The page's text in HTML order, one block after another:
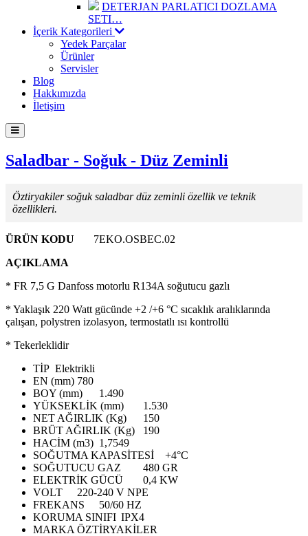
DETERJAN PARLATICI DOZLAMA
SETI…
İçerik Kategorileri
Yedek Parçalar
Ürünler
Servisler
Blog
Hakkımızda
İletişim
Saladbar - Soğuk - Düz Zeminli
Öztiryakiler soğuk saladbar düz zeminli özellik ve teknik
özellikleri.
ÜRÜN KODU
7EKO.OSBEC.02
AÇIKLAMA
* FR 7,5 G Danfoss motorlu R134A soğutucu gazlı
* Yaklaşık 220 Watt gücünde +2 /+6 °C sıcaklık aralıklarında
çalışan, polystren izolasyon, termostatlı ısı kontrollü
* Tekerleklidir
TİP Elektrikli
EN (mm) 780
BOY (mm)
1.490
YÜKSEKLİK (mm)
1.530
NET AĞIRLIK (Kg)
150
BRÜT AĞIRLIK (Kg)
190
HACİM (m3) 1,7549
SOĞUTMA KAPASİTESİ
+4°C
SOĞUTUCU GAZ
480 GR
ELEKTRİK GÜCÜ
0,4 KW
VOLT
220-240 V NPE
FREKANS
50/60 HZ
KORUMA SINIFI IPX4
MARKA ÖZTİRYAKİLER